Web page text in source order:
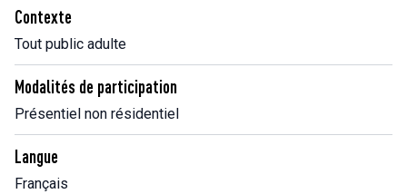
Contexte
Tout public adulte
Modalités de participation
Présentiel non résidentiel
Langue
Français